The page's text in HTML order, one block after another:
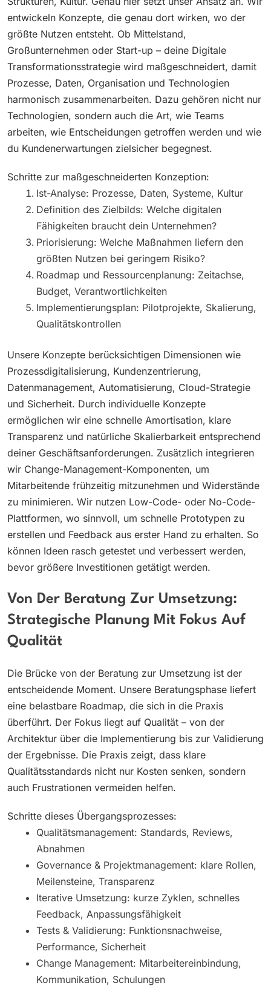
entwickeln Konzepte, die genau dort wirken, wo der
größte Nutzen entsteht. Ob Mittelstand,
Großunternehmen oder Start-up – deine Digitale
Transformationsstrategie wird maßgeschneidert, damit
Prozesse, Daten, Organisation und Technologien
harmonisch zusammenarbeiten. Dazu gehören nicht nur
Technologien, sondern auch die Art, wie Teams
arbeiten, wie Entscheidungen getroffen werden und wie
du Kundenerwartungen zielsicher begegnest.
Schritte zur maßgeschneiderten Konzeption:
Ist-Analyse: Prozesse, Daten, Systeme, Kultur
Definition des Zielbilds: Welche digitalen
Fähigkeiten braucht dein Unternehmen?
Priorisierung: Welche Maßnahmen liefern den
größten Nutzen bei geringem Risiko?
Roadmap und Ressourcenplanung: Zeitachse,
Budget, Verantwortlichkeiten
Implementierungsplan: Pilotprojekte, Skalierung,
Qualitätskontrollen
Unsere Konzepte berücksichtigen Dimensionen wie
Prozessdigitalisierung, Kundenzentrierung,
Datenmanagement, Automatisierung, Cloud-Strategie
und Sicherheit. Durch individuelle Konzepte
ermöglichen wir eine schnelle Amortisation, klare
Transparenz und natürliche Skalierbarkeit entsprechend
deiner Geschäftsanforderungen. Zusätzlich integrieren
wir Change-Management-Komponenten, um
Mitarbeitende frühzeitig mitzunehmen und Widerstände
zu minimieren. Wir nutzen Low-Code- oder No-Code-
Plattformen, wo sinnvoll, um schnelle Prototypen zu
erstellen und Feedback aus erster Hand zu erhalten. So
können Ideen rasch getestet und verbessert werden,
bevor größere Investitionen getätigt werden.
Von Der Beratung Zur Umsetzung:
Strategische Planung Mit Fokus Auf
Qualität
Die Brücke von der Beratung zur Umsetzung ist der
entscheidende Moment. Unsere Beratungsphase liefert
eine belastbare Roadmap, die sich in die Praxis
überführt. Der Fokus liegt auf Qualität – von der
Architektur über die Implementierung bis zur Validierung
der Ergebnisse. Die Praxis zeigt, dass klare
Qualitätsstandards nicht nur Kosten senken, sondern
auch Frustrationen vermeiden helfen.
Schritte dieses Übergangsprozesses:
Qualitätsmanagement: Standards, Reviews,
Abnahmen
Governance & Projektmanagement: klare Rollen,
Meilensteine, Transparenz
Iterative Umsetzung: kurze Zyklen, schnelles
Feedback, Anpassungsfähigkeit
Tests & Validierung: Funktionsnachweise,
Performance, Sicherheit
Change Management: Mitarbeitereinbindung,
Kommunikation, Schulungen